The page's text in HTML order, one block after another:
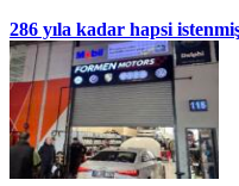
286 yıla kadar hapsi